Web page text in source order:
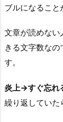
ブルになること
文章が読めない
きる文字数な
す。
炎上→すぐ忘
繰り返していた